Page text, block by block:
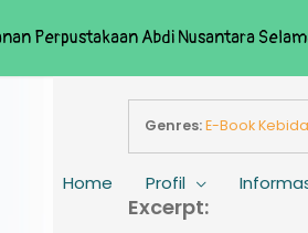
Home Profil
Genres:E-Book
Excerpt:
Perpustakaan Abdi Nusantara